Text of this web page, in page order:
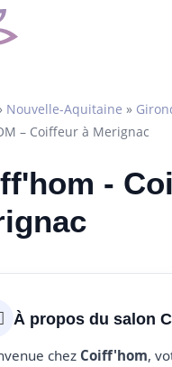
Nouvelle-Aquitaine »
– Coiffeur à Merignac
-
À propos du salon
chez Coiff'hom,